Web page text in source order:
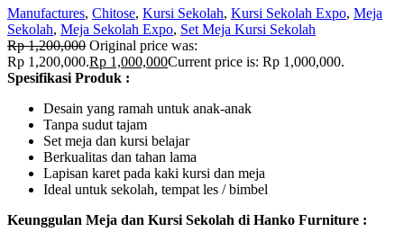
Manufactures, Chitose, Kursi Sekolah, Kursi Sekolah Expo, Meja
Sekolah, Meja Sekolah Expo, Set Meja Kursi Sekolah
Rp1,200,000 Original price was:
Rp 1,200,000.Rp 1,000,000Current price is: Rp 1,000,000.
Spesifikasi Produk :
Desain yang ramah untuk anak-anak
Tanpa sudut tajam
Set meja dan kursi belajar
Berkualitas dan tahan lama
Lapisan karet pada kaki kursi dan meja
Ideal untuk sekolah, tempat les / bimbel
Keunggulan Meja dan Kursi Sekolah di Hanko Furniture :